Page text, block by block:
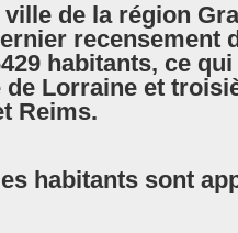
ville de la région
recensement
habitants, ce
de Lorraine et
Reims.
habitants sont